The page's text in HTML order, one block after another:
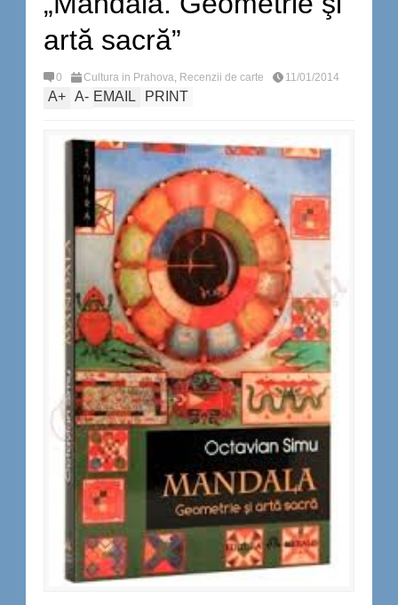
artă sacră”
0 Cultura in Prahova, Recenzii de carte 11/01/2014
A+ A- EMAIL PRINT